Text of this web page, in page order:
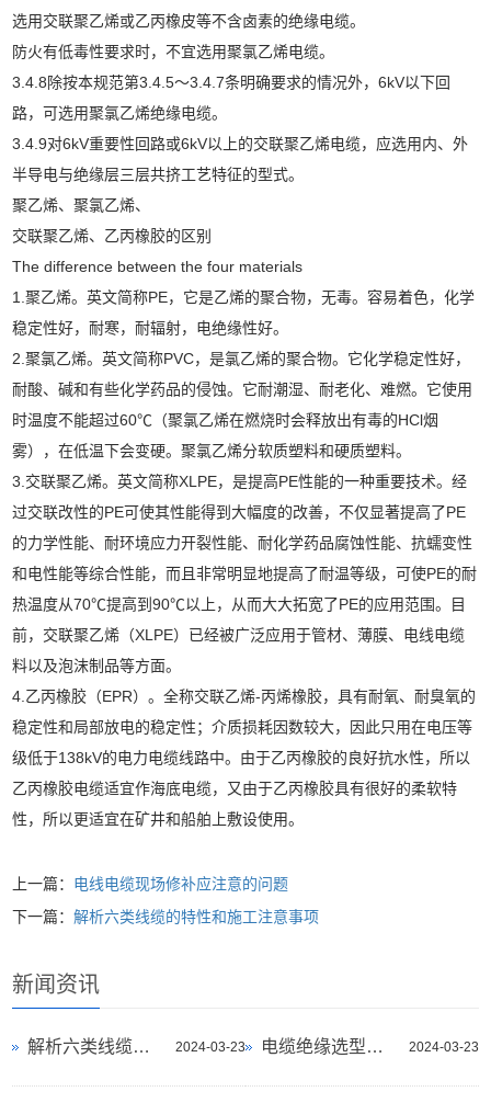
选用交联聚乙烯或乙丙橡皮等不含卤素的绝缘电缆。
防火有低毒性要求时，不宜选用聚氯乙烯电缆。
3.4.8除按本规范第3.4.5～3.4.7条明确要求的情况外，6kV以下回
路，可选用聚氯乙烯绝缘电缆。
3.4.9对6kV重要性回路或6kV以上的交联聚乙烯电缆，应选用内、外
半导电与绝缘层三层共挤工艺特征的型式。
聚乙烯、聚氯乙烯、
交联聚乙烯、乙丙橡胶的区别
The difference between the four materials
1.聚乙烯。英文简称PE，它是乙烯的聚合物，无毒。容易着色，化学
稳定性好，耐寒，耐辐射，电绝缘性好。
2.聚氯乙烯。英文简称PVC，是氯乙烯的聚合物。它化学稳定性好，
耐酸、碱和有些化学药品的侵蚀。它耐潮湿、耐老化、难燃。它使用
时温度不能超过60℃（聚氯乙烯在燃烧时会释放出有毒的HCl烟
雾），在低温下会变硬。聚氯乙烯分软质塑料和硬质塑料。
3.交联聚乙烯。英文简称XLPE，是提高PE性能的一种重要技术。经
过交联改性的PE可使其性能得到大幅度的改善，不仅显著提高了PE
的力学性能、耐环境应力开裂性能、耐化学药品腐蚀性能、抗蠕变性
和电性能等综合性能，而且非常明显地提高了耐温等级，可使PE的耐
热温度从70℃提高到90℃以上，从而大大拓宽了PE的应用范围。目
前，交联聚乙烯（XLPE）已经被广泛应用于管材、薄膜、电线电缆
料以及泡沫制品等方面。
4.乙丙橡胶（EPR）。全称交联乙烯-丙烯橡胶，具有耐氧、耐臭氧的
稳定性和局部放电的稳定性；介质损耗因数较大，因此只用在电压等
级低于138kV的电力电缆线路中。由于乙丙橡胶的良好抗水性，所以
乙丙橡胶电缆适宜作海底电缆，又由于乙丙橡胶具有很好的柔软特
性，所以更适宜在矿井和船舶上敷设使用。
上一篇： 电线电缆现场修补应注意的问题
下一篇：解析六类线缆的特性和施工注意事项
新闻资讯
2024-03-23
解析六类线缆的特性和施工注意事项 2024-03-23
电缆绝缘选型及聚氯乙烯、交联聚乙烯、